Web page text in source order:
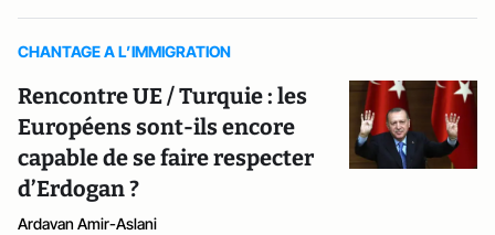
CHANTAGE A L’IMMIGRATION
Rencontre UE / Turquie : les
Européens sont-ils encore
capable de se faire respecter
d’Erdogan ?
Ardavan Amir-Aslani